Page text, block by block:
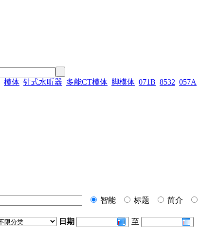
模体 针式水听器 多能CT模体 脚模体 071B 8532 057A
智能
标题 简介
日期
至